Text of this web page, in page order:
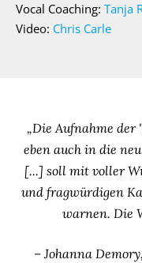
Vocal Coaching: Tanja
Video: Chris Carle
„Die Aufnahme der
eben auch in die
[...] soll mit voller
und fragwürdigen
warnen. Die
– Johanna